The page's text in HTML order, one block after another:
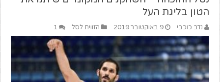
הטון בליגת העל
נדב כוכבי 9 באוקטובר 2019 הזווית לסל 1